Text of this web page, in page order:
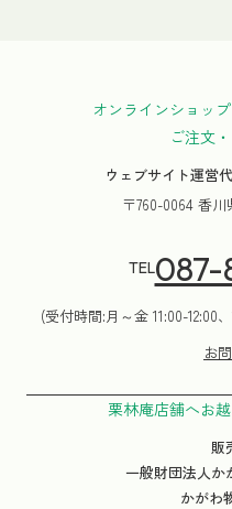
オンラインショッ
ご注文
ウェブサイト運営
〒760-0064 香川
TEL087-
(受付時間:月～金 11:00-12:00
お
栗林庵店舗へお
販
一般財団法人
かがわ